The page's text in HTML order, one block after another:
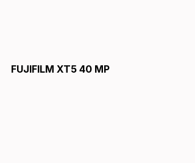
FUJIFILM XT5 40 MP